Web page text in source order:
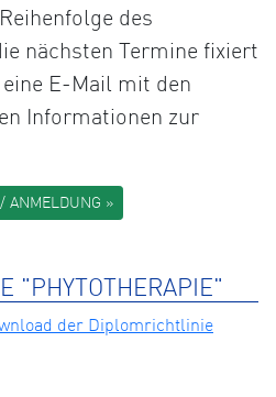
des
nächsten Termine fixiert
E-Mail mit den
Informationen zur
ANMELDUNG »
"PHYTOTHERAPIE"
der Diplomrichtlinie